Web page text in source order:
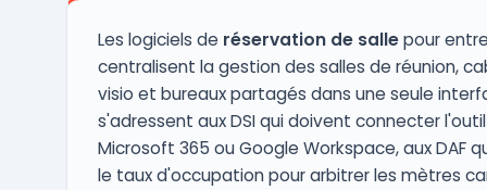
Les logiciels de réservation de sallepour
centralisent la gestion des salles de réunion,
visio et bureaux partagés dans une seule
s'adressent aux DSI qui doivent connecter
Microsoft 365 ou Google Workspace, aux DAF
le taux d'occupation pour arbitrer les mètres